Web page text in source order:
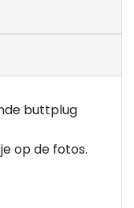
buttplug
op de fotos.